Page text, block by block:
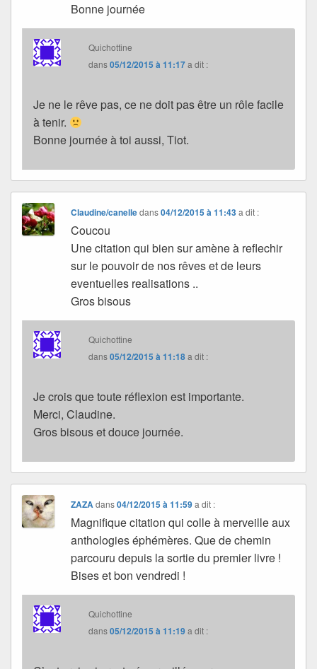
Bonne journée
Quichottine
dans05/12/2015 à 11:17a dit :
Je ne le rêve pas, ce ne doit pas être un rôle facile
à tenir.
Bonne journée à toi aussi, Tiot.
Claudine/canelledans04/12/2015 à 11:43 a dit :
Coucou
Une citation qui bien sur amène à reflechir
sur le pouvoir de nos rêves et de leurs
eventuelles realisations ..
Gros bisous
Quichottine
dans05/12/2015 à 11:18a dit :
Je crois que toute réflexion est importante.
Merci, Claudine.
Gros bisous et douce journée.
ZAZAdans04/12/2015 à 11:59 a dit :
Magnifique citation qui colle à merveille aux
anthologies éphémères. Que de chemin
parcouru depuis la sortie du premier livre !
Bises et bon vendredi !
Quichottine
dans05/12/2015 à 11:19a dit :